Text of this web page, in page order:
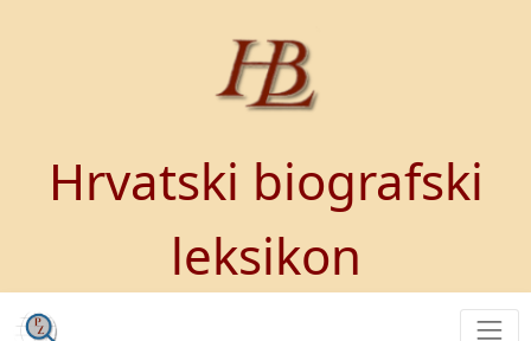
Hrvatski biografski
leksikon